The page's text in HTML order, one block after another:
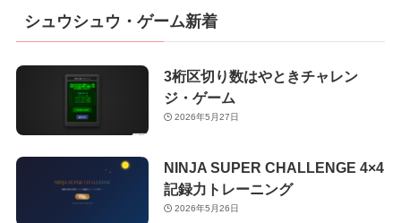
シュウシュウ・ゲーム新着
3桁区切り数はやときチャレン
ジ・ゲーム
2026年5月27日
NINJA SUPER CHALLENGE 4×4
記録力トレーニング
2026年5月26日